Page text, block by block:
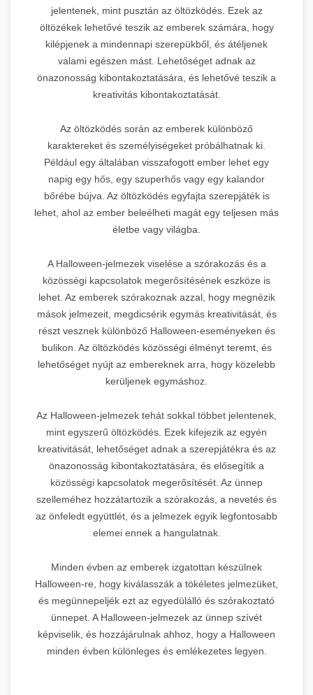
jelentenek, mint pusztán az öltözködés. Ezek az
öltözékek lehetővé teszik az emberek számára, hogy
kilépjenek a mindennapi szerepükből, és átéljenek
valami egészen mást. Lehetőséget adnak az
önazonosság kibontakoztatására, és lehetővé teszik a
kreativitás kibontakoztatását.
Az öltözködés során az emberek különböző
karaktereket és személyiségeket próbálhatnak ki.
Például egy általában visszafogott ember lehet egy
napig egy hős, egy szuperhős vagy egy kalandor
bőrébe bújva. Az öltözködés egyfajta szerepjáték is
lehet, ahol az ember beleélheti magát egy teljesen más
életbe vagy világba.
A Halloween-jelmezek viselése a szórakozás és a
közösségi kapcsolatok megerősítésének eszköze is
lehet. Az emberek szórakoznak azzal, hogy megnézik
mások jelmezeit, megdicsérik egymás kreativitását, és
részt vesznek különböző Halloween-eseményeken és
bulikon. Az öltözködés közösségi élményt teremt, és
lehetőséget nyújt az embereknek arra, hogy közelebb
kerüljenek egymáshoz.
Az Halloween-jelmezek tehát sokkal többet jelentenek,
mint egyszerű öltözködés. Ezek kifejezik az egyén
kreativitását, lehetőséget adnak a szerepjátékra és az
önazonosság kibontakoztatására, és elősegítik a
közösségi kapcsolatok megerősítését. Az ünnep
szelleméhez hozzátartozik a szórakozás, a nevetés és
az önfeledt együttlét, és a jelmezek egyik legfontosabb
elemei ennek a hangulatnak.
Minden évben az emberek izgatottan készülnek
Halloween-re, hogy kiválasszák a tökéletes jelmezüket,
és megünnepeljék ezt az egyedülálló és szórakoztató
ünnepet. A Halloween-jelmezek az ünnep szívét
képviselik, és hozzájárulnak ahhoz, hogy a Halloween
minden évben különleges és emlékezetes legyen.